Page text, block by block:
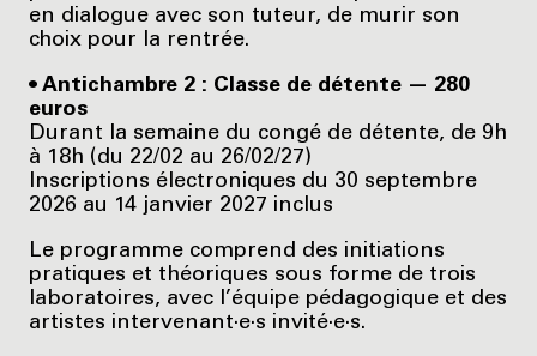
en dialogue avec son tuteur, de murir son
choix pour la rentrée.
• Antichambre 2 : Classe de détente — 280
euros
Durant la semaine du congé de détente, de 9h
à 18h (du 22/02 au 26/02/27)
Inscriptions électroniques du 30 septembre
2026 au 14 janvier 2027 inclus
Le programme comprend des initiations
pratiques et théoriques sous forme de trois
laboratoires, avec l’équipe pédagogique et des
artistes intervenant·e·s invité·e·s.